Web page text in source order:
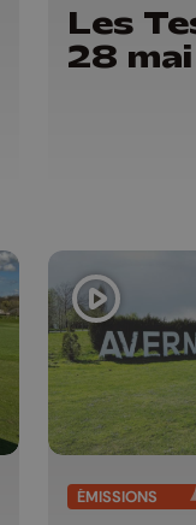
Les
28
ÉMISSIONS